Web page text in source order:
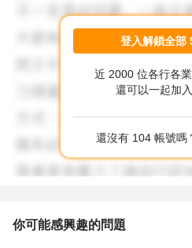
登入解鎖全部
近 2000 位各行各
還可以一起加
還沒有 104 帳號嗎
你可能感興趣的問題